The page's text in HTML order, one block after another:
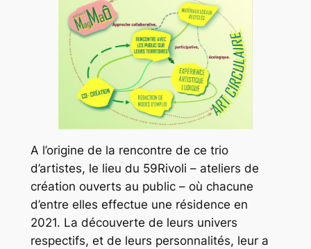
A l’origine de la rencontre de ce trio
d’artistes, le lieu du 59Rivoli – ateliers de
création ouverts au public – où chacune
d’entre elles effectue une résidence en
2021. La découverte de leurs univers
respectifs, et de leurs personnalités, leur a